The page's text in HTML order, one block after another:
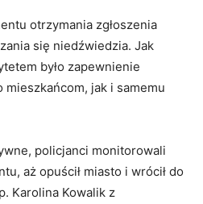
otrzymania zgłoszenia
się niedźwiedzia. Jak
było zapewnienie
jak i samemu
policjanci monitorowali
aż opuścił miasto i wrócił do
Karolina Kowalik z